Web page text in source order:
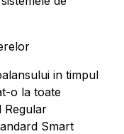
in timpul
o la toate
Regular
Smart